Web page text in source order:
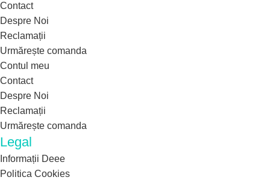
Contact
Despre Noi
Reclamații
Urmărește comanda
Contul meu
Contact
Despre Noi
Reclamații
Urmărește comanda
Legal
Informații Deee
Politica Cookies